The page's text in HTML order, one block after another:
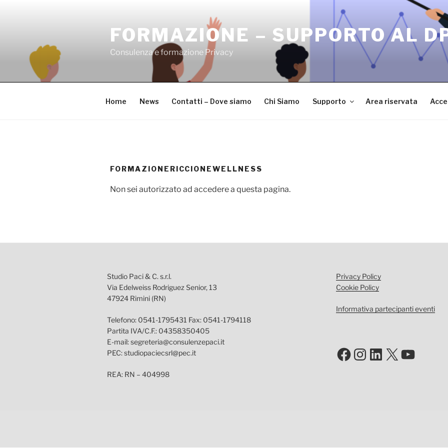
FORMAZIONE – SUPPORTO AL
Consulenza e formazione Privacy
Home News Contatti – Dove siamo Chi Siamo Supporto Area riservata
FORMAZIONERICCIONEWELLNESS
Non sei autorizzato ad accedere a questa pagina.
Studio Paci & C. s.r.l.
Via Edelweiss Rodriguez Senior, 13
47924 Rimini (RN)
Telefono: 0541-1795431 Fax: 0541-1794118
Partita IVA/C.F.: 04358350405
E-mail: segreteria@consulenzepaci.it
PEC: studiopaciecsrl@pec.it
REA: RN – 404998
Privacy Policy
Cookie Policy
Informativa partecipanti eventi
Facebook
Instagram
LinkedIn
X